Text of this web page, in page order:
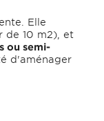
Elle
de 10 m2), et
ou semi-
d'aménager